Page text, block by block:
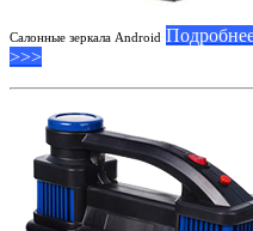
Салонные зеркала Android
>>>